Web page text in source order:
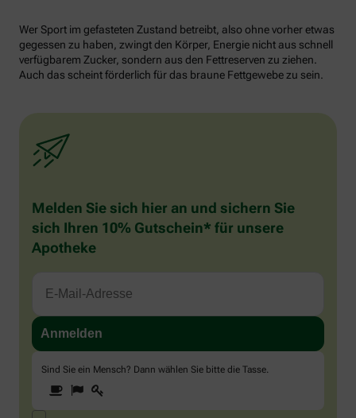
Wer Sport im gefasteten Zustand betreibt, also ohne vorher etwas
gegessen zu haben, zwingt den Körper, Energie nicht aus schnell
verfügbarem Zucker, sondern aus den Fettreserven zu ziehen.
Auch das scheint förderlich für das braune Fettgewebe zu sein.
Melden Sie sich hier an und sichern Sie
sich Ihren 10% Gutschein* für unsere
Apotheke
Sind Sie ein Mensch? Dann wählen Sie bitte die Tasse
Sie
ein
1 2